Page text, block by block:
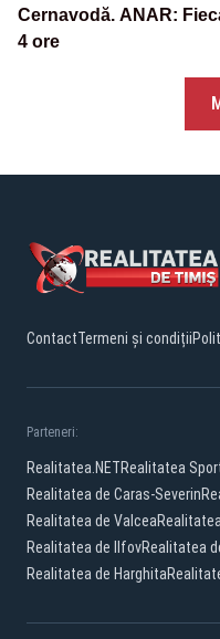
Cernavodă. ANAR:
4 ore
ContactTermeni și condiții
Parteneri:
Realitatea.NETRealitatea
Realitatea de Caras-Severin
Realitatea de Valcea
Realitatea de IlfovRealitatea
Realitatea de Harghita